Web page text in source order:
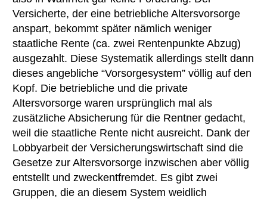
Versicherte, der eine betriebliche Altersvorsorge
anspart, bekommt später nämlich weniger
staatliche Rente (ca. zwei Rentenpunkte Abzug)
ausgezahlt. Diese Systematik allerdings stellt dann
dieses angebliche “Vorsorgesystem” völlig auf den
Kopf. Die betriebliche und die private
Altersvorsorge waren ursprünglich mal als
zusätzliche Absicherung für die Rentner gedacht,
weil die staatliche Rente nicht ausreicht. Dank der
Lobbyarbeit der Versicherungswirtschaft sind die
Gesetze zur Altersvorsorge inzwischen aber völlig
entstellt und zweckentfremdet. Es gibt zwei
Gruppen, die an diesem System weidlich